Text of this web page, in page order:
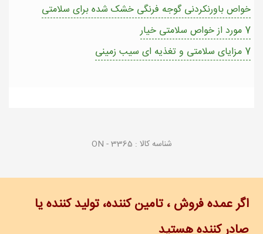
خواص باورنکردنی گوجه فرنگی خشک شده برای سلامتی
7 مورد از خواص سلامتی خیار
7 مزایای سلامتی و تغذیه ای سیب زمینی
شناسه کالا : ON - 3365
اگر عمده فروش ، تامین کننده، تولید کننده یا